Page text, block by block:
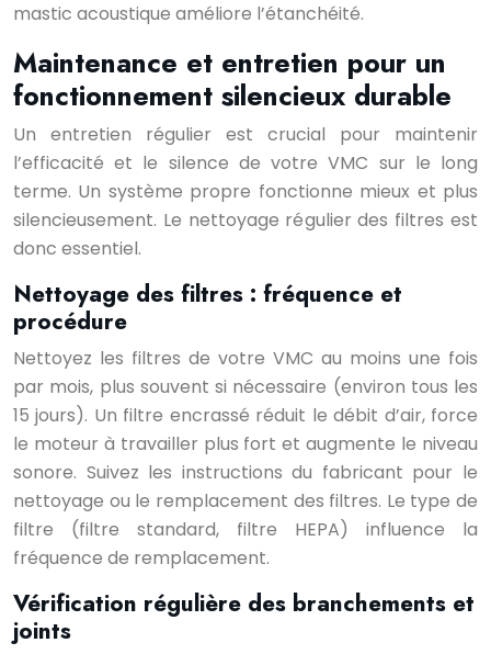
mastic acoustique améliore l’étanchéité.
Maintenance et entretien pour un
fonctionnement silencieux durable
Un entretien régulier est crucial pour maintenir
l’efficacité et le silence de votre VMC sur le long
terme. Un système propre fonctionne mieux et plus
silencieusement. Le nettoyage régulier des filtres est
donc essentiel.
Nettoyage des filtres : fréquence et
procédure
Nettoyez les filtres de votre VMC au moins une fois
par mois, plus souvent si nécessaire (environ tous les
15 jours). Un filtre encrassé réduit le débit d’air, force
le moteur à travailler plus fort et augmente le niveau
sonore. Suivez les instructions du fabricant pour le
nettoyage ou le remplacement des filtres. Le type de
filtre (filtre standard, filtre HEPA) influence la
fréquence de remplacement.
Vérification régulière des branchements et
joints